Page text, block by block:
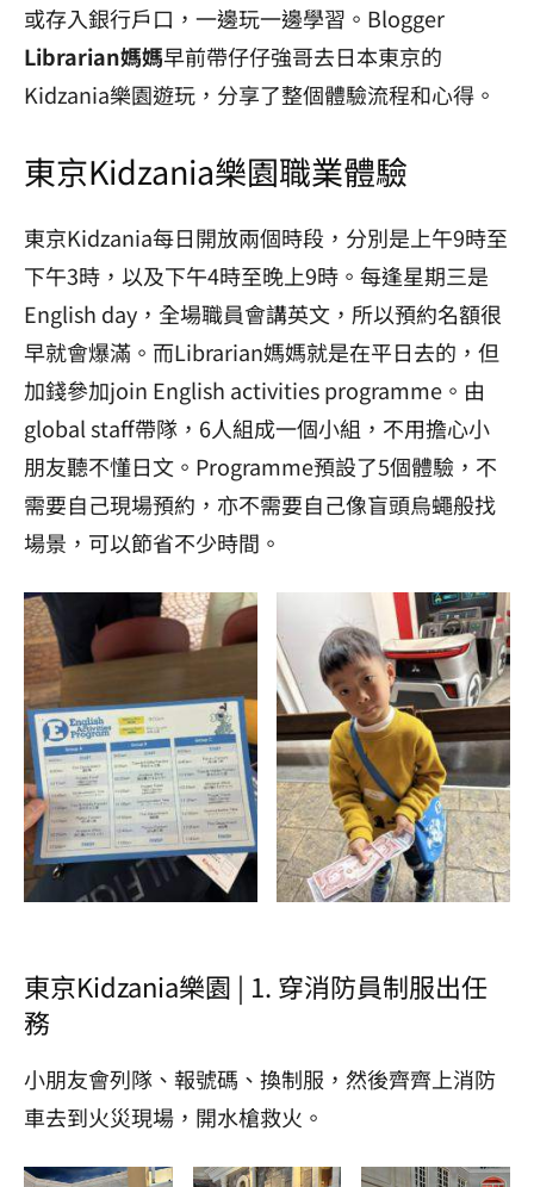
或存入銀行戶口，一邊玩一邊學習。Blogger
Librarian媽媽早前帶仔仔強哥去日本東京的
Kidzania樂園遊玩，分享了整個體驗流程和心得。
東京Kidzania樂園職業體驗
東京Kidzania每日開放兩個時段，分別是上午9時至
下午3時，以及下午4時至晚上9時。每逢星期三是
English day，全場職員會講英文，所以預約名額很
早就會爆滿。而Librarian媽媽就是在平日去的，但
加錢參加join English activities programme。由
global staff帶隊，6人組成一個小組，不用擔心小
朋友聽不懂日文。Programme預設了5個體驗，不
需要自己現場預約，亦不需要自己像盲頭烏蠅般找
場景，可以節省不少時間。
東京Kidzania樂園 | 1. 穿消防員制服出任
務
小朋友會列隊、報號碼、換制服，然後齊齊上消防
車去到火災現場，開水槍救火。